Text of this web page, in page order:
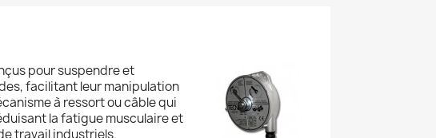
pour suspendre et
facilitant leur manipulation
à ressort ou câble qui
la fatigue musculaire et
travail industriels.